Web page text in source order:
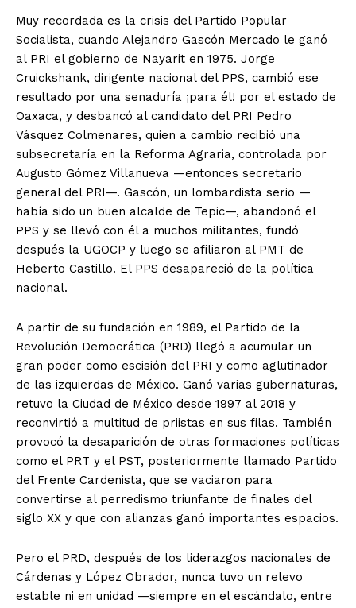
Muy recordada es la crisis del Partido Popular
Socialista, cuando Alejandro Gascón Mercado le ganó
al PRI el gobierno de Nayarit en 1975. Jorge
Cruickshank, dirigente nacional del PPS, cambió ese
resultado por una senaduría ¡para él! por el estado de
Oaxaca, y desbancó al candidato del PRI Pedro
Vásquez Colmenares, quien a cambio recibió una
subsecretaría en la Reforma Agraria, controlada por
Augusto Gómez Villanueva —entonces secretario
general del PRI—. Gascón, un lombardista serio —
había sido un buen alcalde de Tepic—, abandonó el
PPS y se llevó con él a muchos militantes, fundó
después la UGOCP y luego se afiliaron al PMT de
Heberto Castillo. El PPS desapareció de la política
nacional.
A partir de su fundación en 1989, el Partido de la
Revolución Democrática (PRD) llegó a acumular un
gran poder como escisión del PRI y como aglutinador
de las izquierdas de México. Ganó varias gubernaturas,
retuvo la Ciudad de México desde 1997 al 2018 y
reconvirtió a multitud de priistas en sus filas. También
provocó la desaparición de otras formaciones políticas
como el PRT y el PST, posteriormente llamado Partido
del Frente Cardenista, que se vaciaron para
convertirse al perredismo triunfante de finales del
siglo XX y que con alianzas ganó importantes espacios.
Pero el PRD, después de los liderazgos nacionales de
Cárdenas y López Obrador, nunca tuvo un relevo
estable ni en unidad —siempre en el escándalo, entre